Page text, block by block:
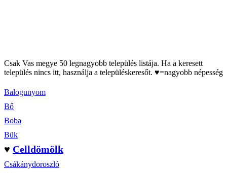
Csak Vas megye 50 legnagyobb település listája. Ha a keresett
település nincs itt, használja a településkeresőt. ♥=nagyobb népesség
Balogunyom
Bő
Boba
Bük
♥ Celldömölk
Csákánydoroszló